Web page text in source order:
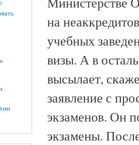
на
учебных
визы. А в
высылает,
заявление с
экзаменов. Он
экзамены.